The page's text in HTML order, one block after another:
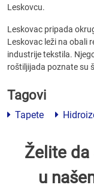
Leskovcu.
Leskovac pripada
Leskovac leži na obali
industrije tekstila.
roštiljijada poznate su
Tagovi
Tapete
Želite da
u